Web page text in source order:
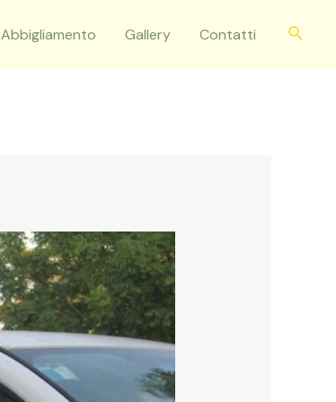
Abbigliamento Gallery Contatti Cerca